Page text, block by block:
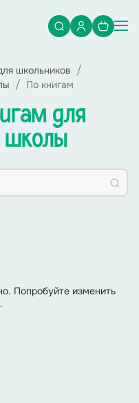
школьников
По книгам
для
школы
Попробуйте изменить